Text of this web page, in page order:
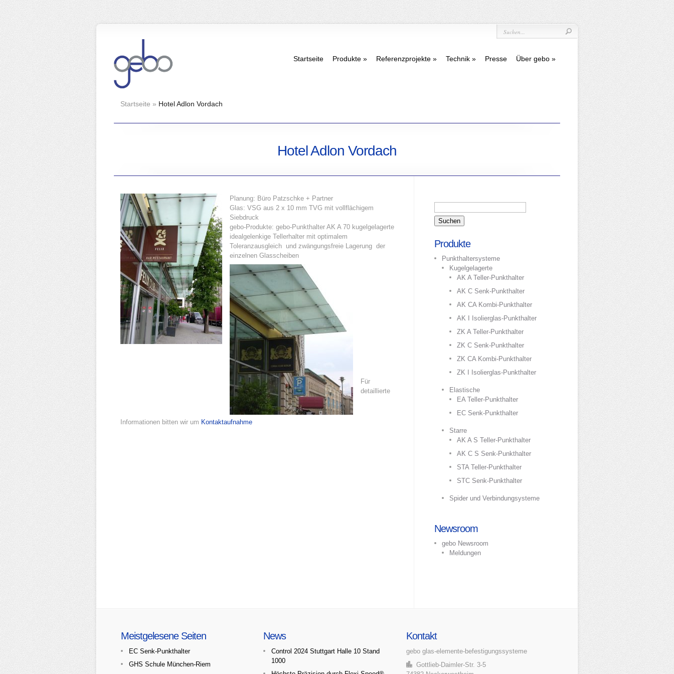
Startseite Produkte Referenzprojekte Technik Presse Über gebo
Startseite » Hotel Adlon Vordach
Hotel Adlon Vordach
Planung: Büro Patzschke + Partner
Glas: VSG aus 2 x 10 mm TVG mit vollflächigem
Siebdruck
gebo-Produkte: gebo-Punkthalter AK A 70 kugelgelagerte
idealgelenkige Tellerhalter mit optimalem
Toleranzausgleich und zwängungsfreie Lagerung der
einzelnen Glasscheiben
Für
detaillierte
Informationen bitten wir um Kontaktaufnahme
Produkte
Punkthaltersysteme
Kugelgelagerte
AK A Teller-Punkthalter
AK C Senk-Punkthalter
AK CA Kombi-Punkthalter
AK I Isolierglas-Punkthalter
ZK A Teller-Punkthalter
ZK C Senk-Punkthalter
ZK CA Kombi-Punkthalter
ZK I Isolierglas-Punkthalter
Elastische
EA Teller-Punkthalter
EC Senk-Punkthalter
Starre
AK A S Teller-Punkthalter
AK C S Senk-Punkthalter
STA Teller-Punkthalter
STC Senk-Punkthalter
Spider und Verbindungsysteme
Newsroom
gebo Newsroom
Meldungen
Meistgelesene Seiten
EC Senk-Punkthalter
GHS Schule München-Riem
News
Control 2024 Stuttgart Halle 10 Stand
1000
Kontakt
gebo glas-elemente-befestigungssysteme
Gottlieb-Daimler-Str. 3-5